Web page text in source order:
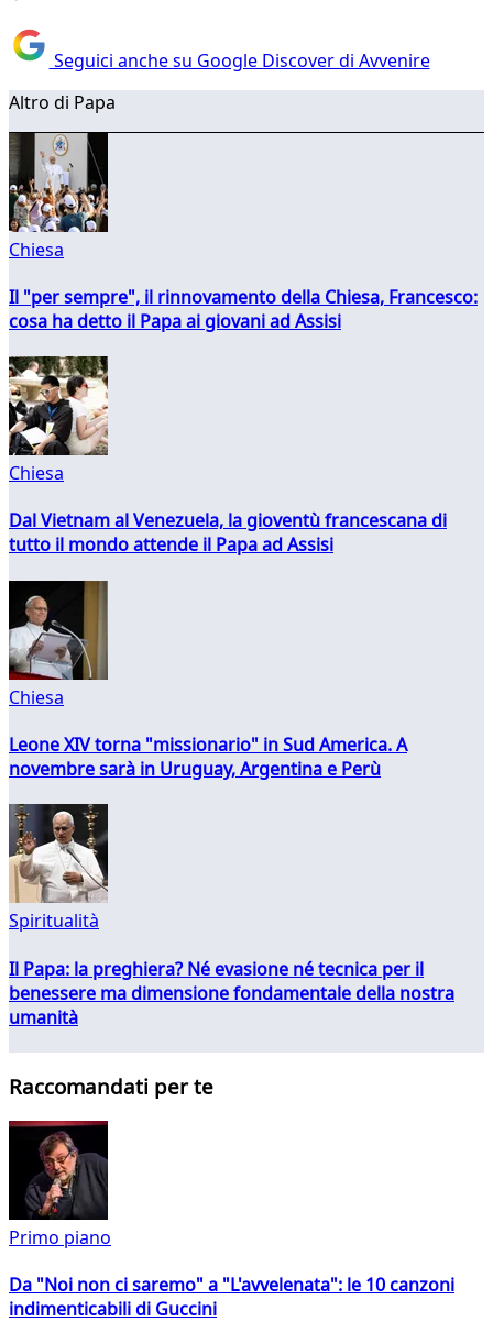
Seguici anche su Google Discover di Avvenire
Altro di Papa
Chiesa
Il "per sempre", il rinnovamento della Chiesa, Francesco:
cosa ha detto il Papa ai giovani ad Assisi
Chiesa
Dal Vietnam al Venezuela, la gioventù francescana di
tutto il mondo attende il Papa ad Assisi
Chiesa
Leone XIV torna "missionario" in Sud America. A
novembre sarà in Uruguay, Argentina e Perù
Spiritualità
Il Papa: la preghiera? Né evasione né tecnica per il
benessere ma dimensione fondamentale della nostra
umanità
Raccomandati per te
Primo piano
Da "Noi non ci saremo" a "L'avvelenata": le 10 canzoni
indimenticabili di Guccini